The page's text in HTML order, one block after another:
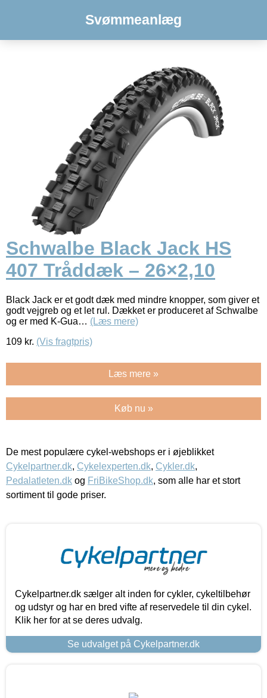
Svømmeanlæg
Schwalbe Black Jack HS
407 Tråddæk – 26×2,10
Black Jack er et godt dæk med mindre knopper, som giver et
godt vejgreb og et let rul. Dækket er produceret af Schwalbe
og er med K-Gua… (Læs mere)
109 kr. (Vis fragtpris)
Læs mere »
Køb nu »
De mest populære cykel-webshops er i øjeblikket
Cykelpartner.dk, Cykelexperten.dk, Cykler.dk,
Pedalatleten.dk og FriBikeShop.dk, som alle har et stort
sortiment til gode priser.
Cykelpartner.dk sælger alt inden for cykler, cykeltilbehør
og udstyr og har en bred vifte af reservedele til din cykel.
Klik her for at se deres udvalg.
Se udvalget på Cykelpartner.dk